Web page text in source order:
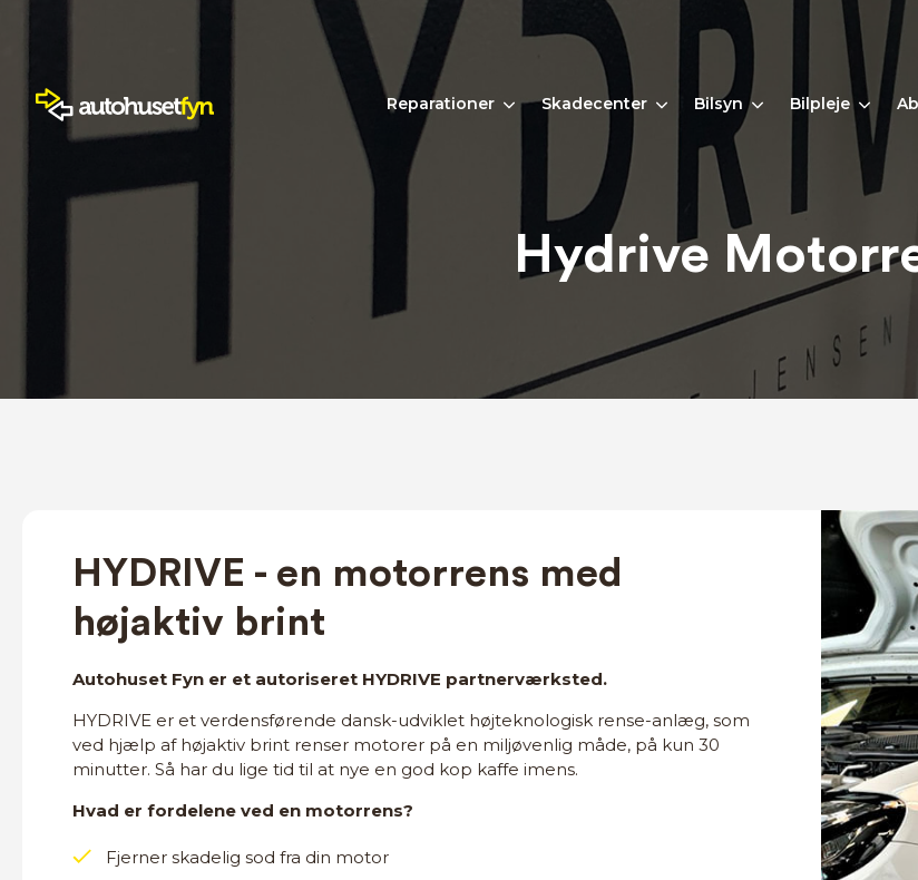
Reparationer Skadecenter Bilsyn Bilpleje
Hydrive
HYDRIVE - en motorrens med
højaktiv brint
Autohuset Fyn er et autoriseret HYDRIVE partnerværksted.
HYDRIVE er et verdensførende dansk-udviklet højteknologisk rense-anlæg, som
ved hjælp af højaktiv brint renser motorer på en miljøvenlig måde, på kun 30
minutter. Så har du lige tid til at nye en god kop kaffe imens.
Hvad er fordelene ved en motorrens?
Fjerner skadelig sod fra din motor